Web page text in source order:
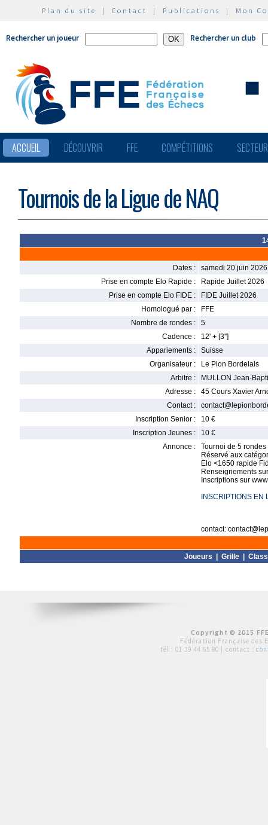
Plan du site | Contact | Publications | Mon
Rechercher un joueur Rechercher un club
ACCUEIL DÉCOUVRIR FFE COMPÉTITIONS
Tournois de la Ligue de NAQ
Dates :
samedi 20 juin
Prise en compte Elo Rapide :
Rapide Juillet 2026
Prise en compte Elo FIDE :
FIDE Juillet 2026
Homologué par :
FFE
Nombre de rondes :
5
Cadence :
12' + [3'']
Appariements :
Suisse
Organisateur :
Le Pion Bordelais
Arbitre :
MULLON Jean-
Adresse :
45 Cours Xavier
Contact :
Inscription Senior :
10 €
Inscription Jeunes :
10 €
Annonce :
Tournoi de 5 rondes
Réservé aux
Elo <1650 rapide
Renseignements
Inscriptions sur
INSCRIPTIONS EN
contact:
Joueurs Grille
Copyright © 2015
Fédération Française des
tél : 01 39 44 65 80 | contact :